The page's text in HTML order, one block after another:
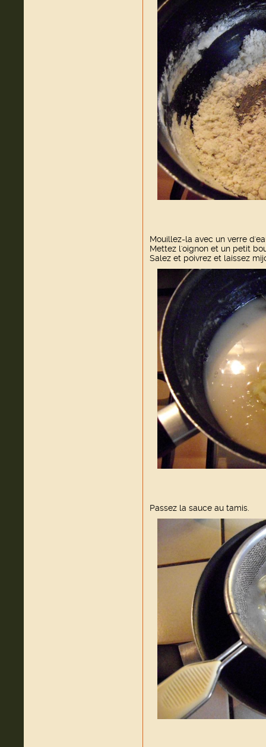
Mouillez-la avec un verre
Mettez l'oignon et un petit
Salez et poivrez et laissez
Passez la sauce au tamis.